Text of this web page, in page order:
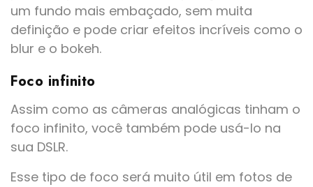
um fundo mais embaçado, sem muita
definição e pode criar efeitos incríveis como o
blur e o bokeh.
Foco infinito
Assim como as câmeras analógicas tinham o
foco infinito, você também pode usá-lo na
sua DSLR.
Esse tipo de foco será muito útil em fotos de